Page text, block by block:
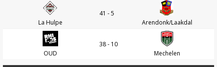
La Hulpe
41 - 5
Arendonk/Laakdal
OUD
38 - 10
Mechelen